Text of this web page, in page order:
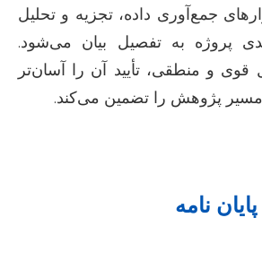
جمع‌آوری داده، تجزیه و تحلیل
پروژه به تفصیل بیان می‌شود.
قوی و منطقی، تأیید آن را آسان‌تر
پژوهش را تضمین می‌کند.
نامه